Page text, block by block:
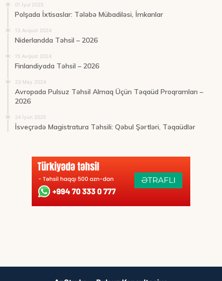
01 İyul 2025
Polşada İxtisaslar: Tələbə Mübadiləsi, İmkanlar
13 Avqust 2024
Niderlandda Təhsil – 2026
15 Avqust 2024
Finlandiyada Təhsil – 2026
23 May 2024
Avropada Pulsuz Təhsil Almaq Üçün Təqaüd Proqramları –
2026
24 İyun 2025
İsveçrədə Magistratura Təhsili: Qəbul Şərtləri, Təqaüdlər